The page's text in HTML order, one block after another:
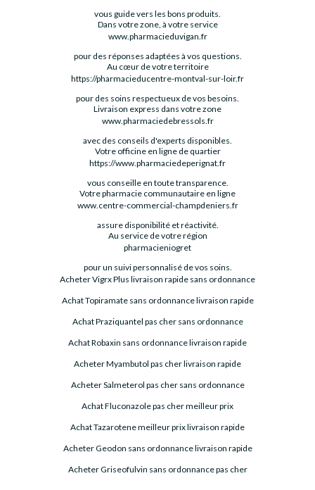
vous guide vers les bons produits.
Dans votre zone, à votre service
www.pharmacieduvigan.fr
pour des réponses adaptées à vos questions.
Au cœur de votre territoire
https://pharmacieducentre-montval-sur-loir.fr
pour des soins respectueux de vos besoins.
Livraison express dans votre zone
www.pharmaciedebressols.fr
avec des conseils d'experts disponibles.
Votre officine en ligne de quartier
https://www.pharmaciedeperignat.fr
vous conseille en toute transparence.
Votre pharmacie communautaire en ligne
www.centre-commercial-champdeniers.fr
assure disponibilité et réactivité.
Au service de votre région
pharmacieniogret
pour un suivi personnalisé de vos soins.
Acheter Vigrx Plus livraison rapide sans ordonnance
Achat Topiramate sans ordonnance livraison rapide
Achat Praziquantel pas cher sans ordonnance
Achat Robaxin sans ordonnance livraison rapide
Acheter Myambutol pas cher livraison rapide
Acheter Salmeterol pas cher sans ordonnance
Achat Fluconazole pas cher meilleur prix
Achat Tazarotene meilleur prix livraison rapide
Acheter Geodon sans ordonnance livraison rapide
Acheter Griseofulvin sans ordonnance pas cher